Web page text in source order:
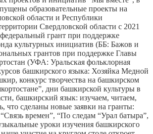
образовательные проекты на
области и Республики
Свердловской области с 2021
федеральный грант при поддержке
культурных инициатив (ББ: Бажов и
грантов при поддержке Главы
(УФА: Уральская фольклорная
башкирского языка: Хозяйка Медной
конкурс творчества на башкирском
дни башкирской культуры в
башкирский язык: изучаем, читаем,
что сделаны новые заявки на гранты:
времен”, “По следам “Урал батыра”,
уроки изучения башкирского